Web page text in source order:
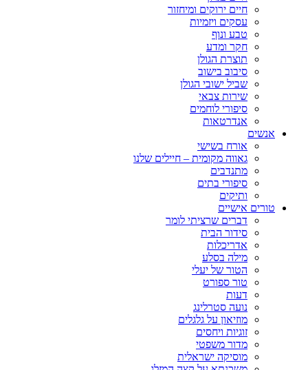
חיים ירוקים ומיחזור
עסקים ויזמיות
טבע ונוף
חקר ומדע
תוצרת הגולן
סיבוב בישוב
שביל ישובי הגולן
שירות צבאי
סיפורי לוחמים
אנדרטאות
אנשים
אורח בשישי
גאווה מקומית – חיילים שלנו
מתנדבים
סיפורי בתים
ותיקים
טורים אישיים
דברים שרציתי לומר
סידור הבית
אדריכלות
מילה בסלע
הטור של יעלי
טור ספורט
דעות
נועה סטרלינג
מוזיאון על גלגלים
זוגיות ויחסים
מדור משפטי
מוסיקה ישראלית